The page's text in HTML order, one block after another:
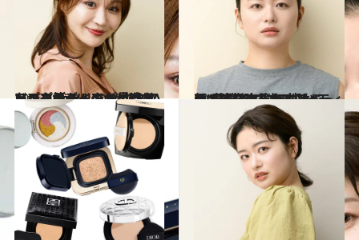
2025.10.29
いつものメイクが見違えた！ ルナソルのメイクアップアーティストがCREAアンバサダーのメイクをアップデート～お出かけメイク篇～
ビューティ＆ヘルス 2025.5.23
その塗り方だと“古い顔”になっているかも!? M・A・C シニア アーティストに学ぶ、トレンドの“薄膜肌”を作る【ベースメイクの塗り方】
ビューティ＆ヘルス